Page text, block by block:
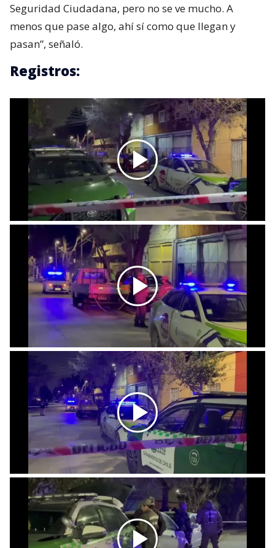
Seguridad Ciudadana, pero no se ve mucho. A
menos que pase algo, ahí sí como que llegan y
pasan”, señaló.
Registros: